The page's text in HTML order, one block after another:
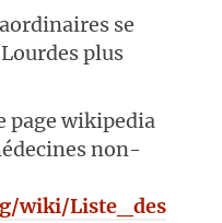
se
plus
page wikipedia
non-
wiki/Liste_des